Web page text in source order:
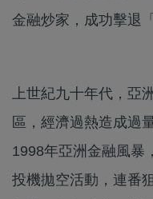
金融炒家，成功擊退
上世紀九十年代，亞
區，經濟過熱造成過
1998年亞洲金融風暴
投機拋空活動，連番